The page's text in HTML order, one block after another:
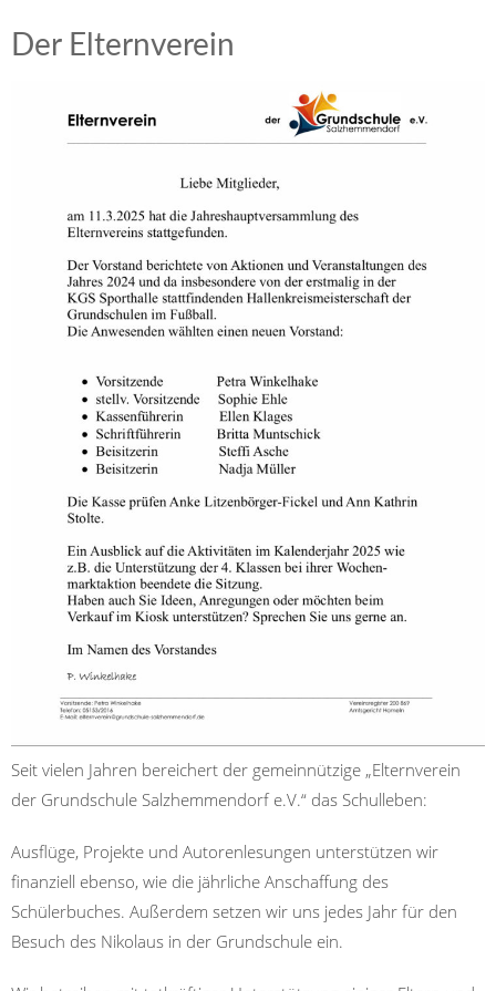
Der Elternverein
Seit vielen Jahren bereichert der gemeinnützige „Elternverein
der Grundschule Salzhemmendorf e.V.“ das Schulleben:
Ausflüge, Projekte und Autorenlesungen unterstützen wir
finanziell ebenso, wie die jährliche Anschaffung des
Schülerbuches. Außerdem setzen wir uns jedes Jahr für den
Besuch des Nikolaus in der Grundschule ein.